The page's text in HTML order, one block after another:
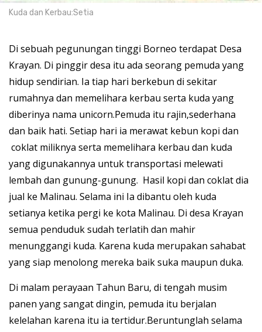
Kuda dan Kerbau:Setia
Di sebuah pegunungan tinggi Borneo terdapat Desa
Krayan. Di pinggir desa itu ada seorang pemuda yang
hidup sendirian. Ia tiap hari berkebun di sekitar
rumahnya dan memelihara kerbau serta kuda yang
diberinya nama unicorn.Pemuda itu rajin,sederhana
dan baik hati. Setiap hari ia merawat kebun kopi dan
coklat miliknya serta memelihara kerbau dan kuda
yang digunakannya untuk transportasi melewati
lembah dan gunung-gunung. Hasil kopi dan coklat dia
jual ke Malinau. Selama ini Ia dibantu oleh kuda
setianya ketika pergi ke kota Malinau. Di desa Krayan
semua penduduk sudah terlatih dan mahir
menunggangi kuda. Karena kuda merupakan sahabat
yang siap menolong mereka baik suka maupun duka.
Di malam perayaan Tahun Baru, di tengah musim
panen yang sangat dingin, pemuda itu berjalan
kelelahan karena itu ia tertidur.Beruntunglah selama